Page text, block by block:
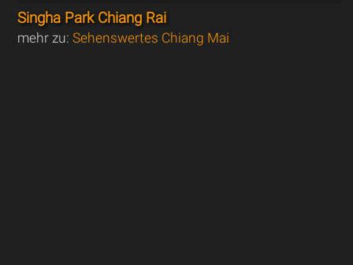
Singha Park Chiang Rai
mehr zu:Sehenswertes Chiang Mai